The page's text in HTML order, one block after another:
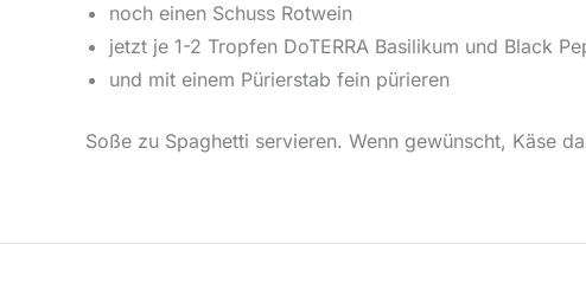
noch einen Schuss Rotwein
jetzt je 1-2 Tropfen DoTERRA Basilikum und Black
und mit einem Pürierstab fein pürieren
Soße zu Spaghetti servieren. Wenn gewünscht, Käse